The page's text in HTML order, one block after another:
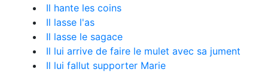
Il hante les coins
Il lasse l'as
Il lasse le sagace
Il lui arrive de faire le mulet avec sa jument
Il lui fallut supporter Marie